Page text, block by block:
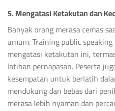
5. Mengatasi Ketakutan dan
Banyak orang merasa cemas
umum. Training public
mengatasi ketakutan ini,
latihan pernapasan. Peserta
kesempatan untuk berlatih
mendukung dan bebas dari
merasa lebih nyaman dan